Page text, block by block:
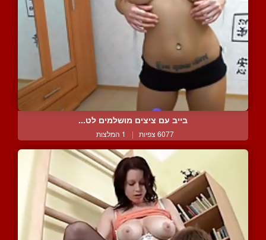
בייב עם ציצים מושלמים לט...
6077 צפיות | 1 המלצות